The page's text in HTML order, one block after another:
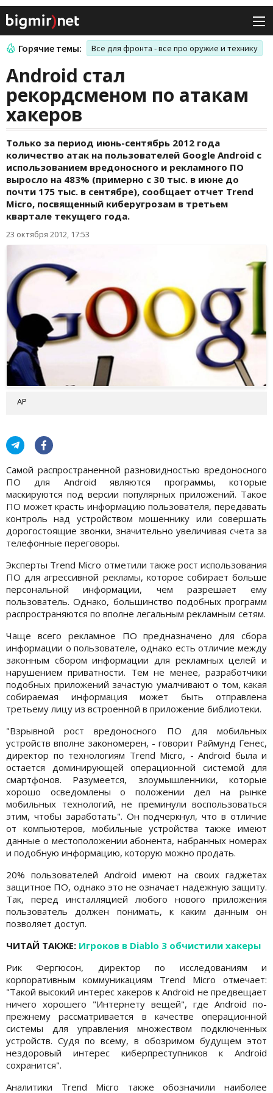
Горячие темы: Все для фронта - все про оружие и технику
Android стал
рекордсменом по атакам
хакеров
Только за период июнь-сентябрь 2012 года
количество атак на пользователей Google Android с
использованием вредоносного и рекламного ПО
выросло на 483% (примерно с 30 тыс. в июне до
почти 175 тыс. в сентябре), сообщает отчет Trend
Micro, посвященный киберугрозам в третьем
квартале текущего года.
23 октября 2012, 17:53
АР
Самой распространенной разновидностью вредоносного
ПО для Android являются программы, которые
маскируются под версии популярных приложений. Такое
ПО может красть информацию пользователя, передавать
контроль над устройством мошеннику или совершать
дорогостоящие звонки, значительно увеличивая счета за
телефонные переговоры.
Эксперты Trend Micro отметили также рост использования
ПО для агрессивной рекламы, которое собирает больше
персональной информации, чем разрешает ему
пользователь. Однако, большинство подобных программ
распространяются по вполне легальным рекламным сетям.
Чаще всего рекламное ПО предназначено для сбора
информации о пользователе, однако есть отличие между
законным сбором информации для рекламных целей и
нарушением приватности. Тем не менее, разработчики
подобных приложений зачастую умалчивают о том, какая
собираемая информация может быть отправлена
третьему лицу из встроенной в приложение библиотеки.
"Взрывной рост вредоносного ПО для мобильных
устройств вполне закономерен, - говорит Раймунд Генес,
директор по технологиям Trend Micro, - Android была и
остается доминирующей операционной системой для
смартфонов. Разумеется, злоумышленники, которые
хорошо осведомлены о положении дел на рынке
мобильных технологий, не преминули воспользоваться
этим, чтобы заработать". Он подчеркнул, что в отличие
от компьютеров, мобильные устройства также имеют
данные о местоположении абонента, набранных номерах
и подобную информацию, которую можно продать.
20% пользователей Android имеют на своих гаджетах
защитное ПО, однако это не означает надежную защиту.
Так, перед инсталляцией любого нового приложения
пользователь должен понимать, к каким данным он
позволяет доступ.
ЧИТАЙ ТАКЖЕ: Игроков в Diablo 3 обчистили хакеры
Рик Фергюсон, директор по исследованиям и
корпоративным коммуникациям Trend Micro отмечает:
"Такой высокий интерес хакеров к Android не предвещает
ничего хорошего "Интернету вещей", где Android по-
прежнему рассматривается в качестве операционной
системы для управления множеством подключенных
устройств. Судя по всему, в обозримом будущем этот
нездоровый интерес киберпреступников к Android
сохранится".
Аналитики Trend Micro также обозначили наиболее